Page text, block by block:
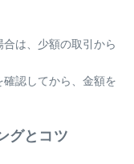
は、少額の取引から
認してから、金額を
グとコツ